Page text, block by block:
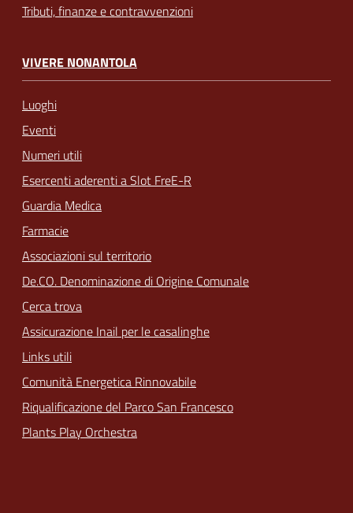
Tributi, finanze e contravvenzioni
VIVERE NONANTOLA
Luoghi
Eventi
Numeri utili
Esercenti aderenti a Slot FreE-R
Guardia Medica
Farmacie
Associazioni sul territorio
De.CO. Denominazione di Origine Comunale
Cerca trova
Assicurazione Inail per le casalinghe
Links utili
Comunità Energetica Rinnovabile
Riqualificazione del Parco San Francesco
Plants Play Orchestra